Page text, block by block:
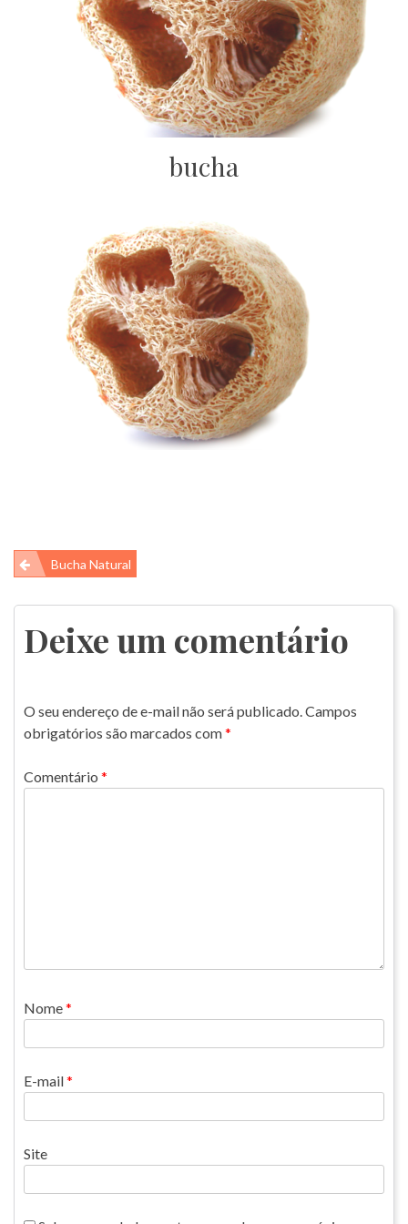
bucha
Navegação
de
Post
Bucha Natural
Deixe um comentário
O seu endereço de e-mail não será publicado.Campos
obrigatórios são marcados com*
Comentário *
Nome*
E-mail*
Site